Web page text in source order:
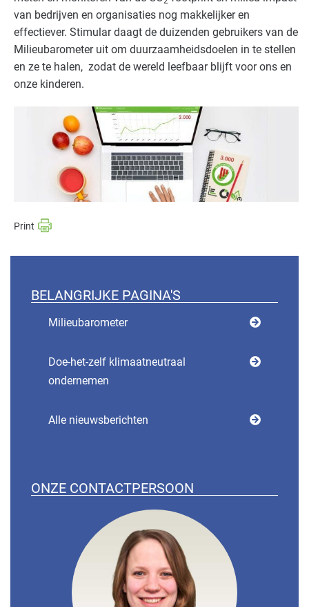
van bedrijven en organisaties nog makkelijker en
effectiever. Stimular daagt de duizenden gebruikers van de
Milieubarometer uit om duurzaamheidsdoelen in te stellen
en ze te halen, zodat de wereld leefbaar blijft voor ons en
onze kinderen.
BELANGRIJKE PAGINA'S
Milieubarometer
Doe-het-zelf klimaatneutraal
ondernemen
Alle nieuwsberichten
ONZE CONTACTPERSOON